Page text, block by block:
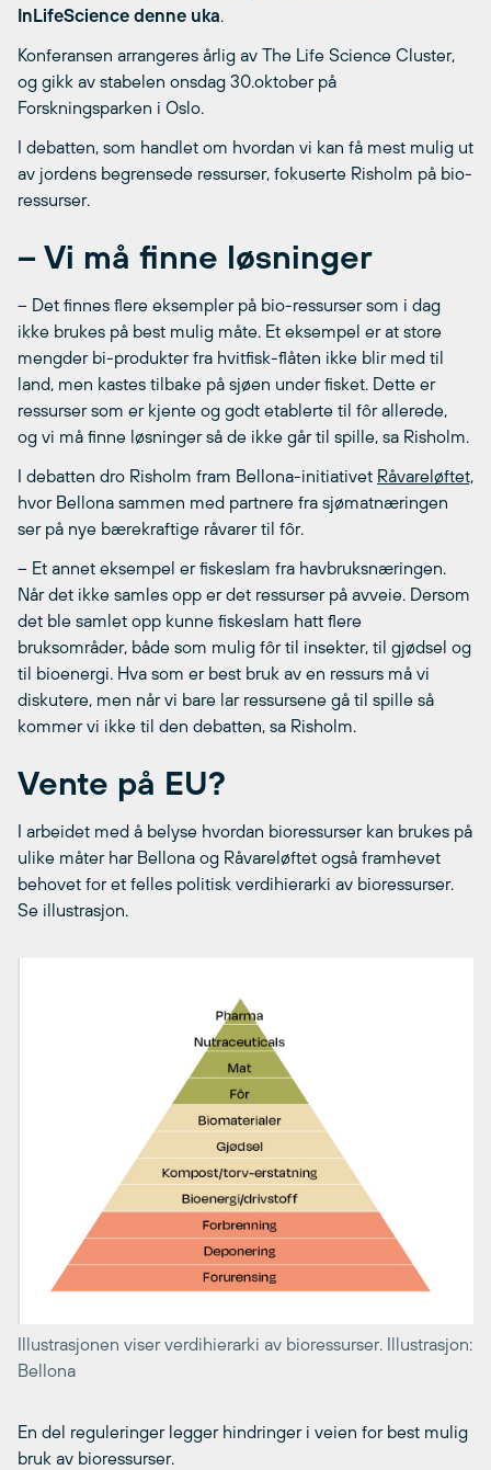
InLifeScience denne uka
Konferansen arrangeres årlig av The Life Science Cluster,
og gikk av stabelen onsdag 30.oktober på
Forskningsparken i Oslo.
I debatten, som handlet om hvordan vi kan få mest mulig ut
av jordens begrensede ressurser, fokuserte Risholm på bio-
ressurser.
– Vi må finne løsninger
– Det finnes flere eksempler på bio-ressurser som i dag
ikke brukes på best mulig måte. Et eksempel er at store
mengder bi-produkter fra hvitfisk-flåten ikke blir med til
land, men kastes tilbake på sjøen under fisket. Dette er
ressurser som er kjente og godt etablerte til fôr allerede,
og vi må finne løsninger så de ikke går til spille, sa Risholm.
I debatten dro Risholm fram Bellona-initiativet Råvareløftet,
hvor Bellona sammen med partnere fra sjømatnæringen
ser på nye bærekraftige råvarer til fôr.
– Et annet eksempel er fiskeslam fra havbruksnæringen.
Når det ikke samles opp er det ressurser på avveie. Dersom
det ble samlet opp kunne fiskeslam hatt flere
bruksområder, både som mulig fôr til insekter, til gjødsel og
til bioenergi. Hva som er best bruk av en ressurs må vi
diskutere, men når vi bare lar ressursene gå til spille så
kommer vi ikke til den debatten, sa Risholm.
Vente på EU?
I arbeidet med å belyse hvordan bioressurser kan brukes på
ulike måter har Bellona og Råvareløftet også framhevet
behovet for et felles politisk verdihierarki av bioressurser.
Se illustrasjon.
Illustrasjonen viser verdihierarki av bioressurser. Illustrasjon:
Bellona
En del reguleringer legger hindringer i veien for best mulig
bruk av bioressurser.